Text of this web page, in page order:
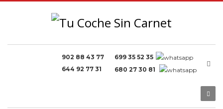
902 88 43 77
644 92 77 31
699 35 52 35
680 27 30 81